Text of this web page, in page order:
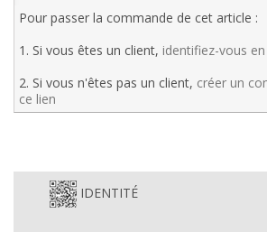
Pour passer la commande de cet article :
1. Si vous êtes un client, identifiez-vous
2. Si vous n'êtes pas un client, créer un
ce lien
IDENTITÉ